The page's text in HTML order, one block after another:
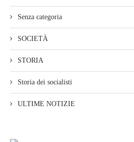
Senza categoria
SOCIETÀ
STORIA
Storia dei socialisti
ULTIME NOTIZIE